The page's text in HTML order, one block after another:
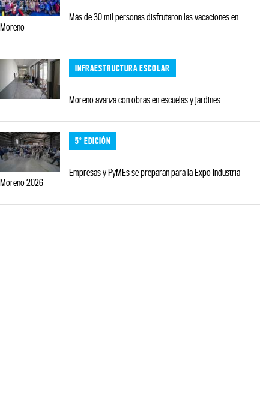
Más de 30 mil personas disfrutaron las vacaciones en
Moreno
INFRAESTRUCTURA ESCOLAR
Moreno avanza con obras en escuelas y jardines
5° EDICIÓN
Empresas y PyMEs se preparan para la Expo Industria
Moreno 2026